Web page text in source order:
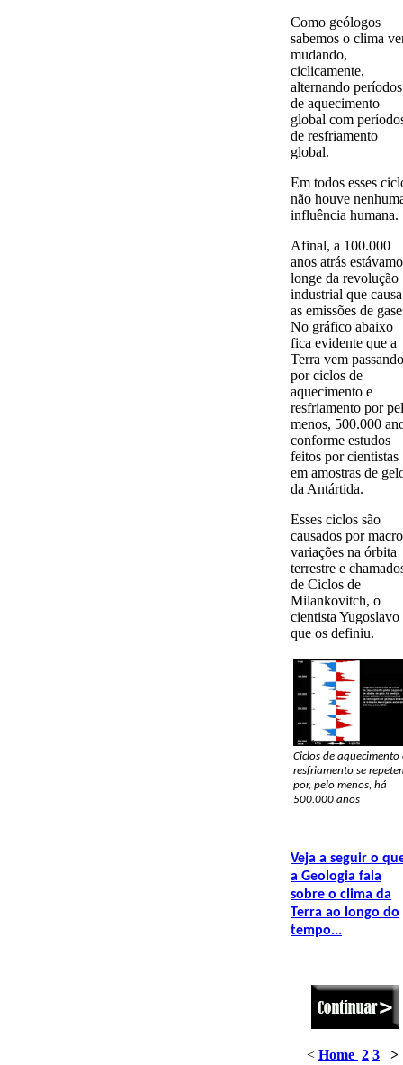
Como geólogos
sabemos o clima
mudando,
ciclicamente,
alternando períodos
de aquecimento
global com
de resfriamento
global.
Em todos esses
não houve
influência humana.
Afinal, a 100.000
anos atrás
longe da revolução
industrial que causa
as emissões de
No gráfico abaixo
fica evidente que a
Terra vem passando
por ciclos de
aquecimento e
resfriamento por
menos, 500.000
conforme estudos
feitos por cientistas
em amostras de
da Antártida.
Esses ciclos são
causados por macro
variações na órbita
terrestre e
de Ciclos de
Milankovitch, o
cientista Yugoslavo
que os definiu.
Ciclos de aquecimento
resfriamento se
por, pelo menos, há
500.000 anos
Veja a seguir o
a Geologia fala
sobre o clima da
Terra ao longo do
tempo...
< Home 2 3 >